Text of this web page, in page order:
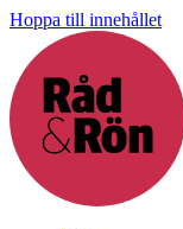
Hoppa till innehållet